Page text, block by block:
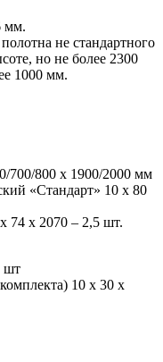
мм.
не стандартного
но не более 2300
1000 мм.
700/800 x 1900/2000 мм
«Стандарт» 10 х 80
74 х 2070 – 2,5 шт.
шт
10 х 30 х